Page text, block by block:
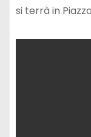
si terrà in